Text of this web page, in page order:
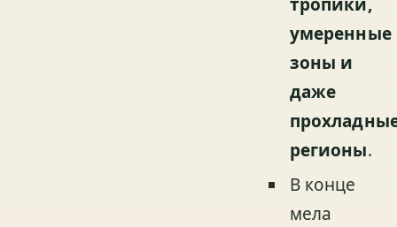
умеренные
зоны и
даже
регионы.
В конце
мела